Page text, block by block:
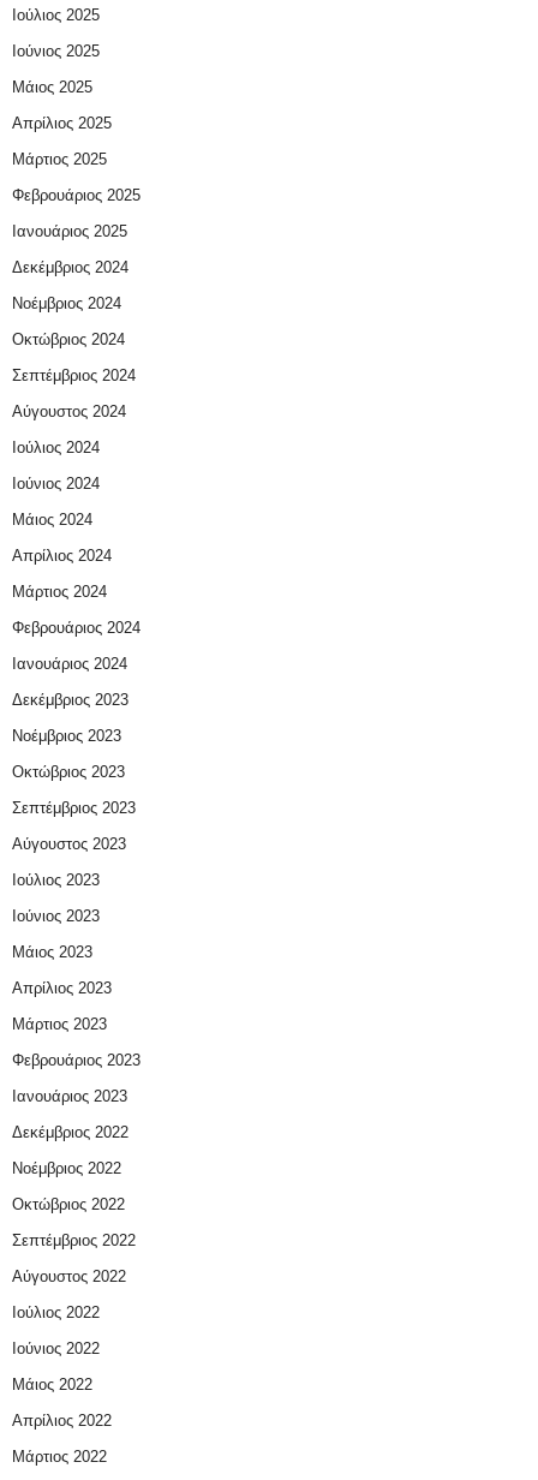
Ιούλιος 2025
Ιούνιος 2025
Μάιος 2025
Απρίλιος 2025
Μάρτιος 2025
Φεβρουάριος 2025
Ιανουάριος 2025
Δεκέμβριος 2024
Νοέμβριος 2024
Οκτώβριος 2024
Σεπτέμβριος 2024
Αύγουστος 2024
Ιούλιος 2024
Ιούνιος 2024
Μάιος 2024
Απρίλιος 2024
Μάρτιος 2024
Φεβρουάριος 2024
Ιανουάριος 2024
Δεκέμβριος 2023
Νοέμβριος 2023
Οκτώβριος 2023
Σεπτέμβριος 2023
Αύγουστος 2023
Ιούλιος 2023
Ιούνιος 2023
Μάιος 2023
Απρίλιος 2023
Μάρτιος 2023
Φεβρουάριος 2023
Ιανουάριος 2023
Δεκέμβριος 2022
Νοέμβριος 2022
Οκτώβριος 2022
Σεπτέμβριος 2022
Αύγουστος 2022
Ιούλιος 2022
Ιούνιος 2022
Μάιος 2022
Απρίλιος 2022
Μάρτιος 2022